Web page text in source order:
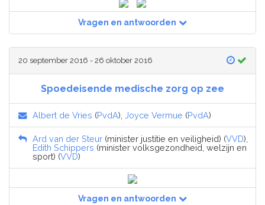
Vragen en antwoorden
20 september 2016 - 26 oktober 2016
Spoedeisende medische zorg op zee
Albert de Vries (PvdA), Joyce Vermue (PvdA)
Ard van der Steur (minister justitie en veiligheid) (VVD),
Edith Schippers (minister volksgezondheid, welzijn en
sport) (VVD)
Vragen en antwoorden